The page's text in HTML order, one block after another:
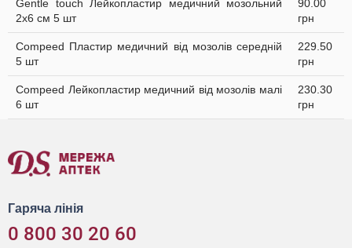
Gentle touch Лейкопластир медичний мозольний
2х6 см 5 шт
90.00
грн
Compeed Пластир медичний від мозолів середній
5 шт
229.50
грн
Compeed Лейкопластир медичний від мозолів малі
6 шт
230.30
грн
Гаряча лінія
0 800 30 20 60